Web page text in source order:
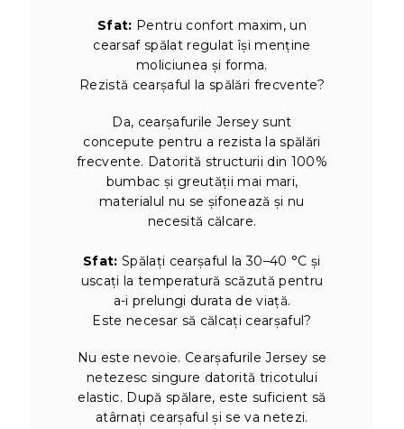
Sfat: Pentru confort maxim, un
cearsaf spălat regulat își menține
moliciunea și forma.
Rezistă cearșaful la spălări frecvente?
Da, cearșafurile Jersey sunt
concepute pentru a rezista la spălări
frecvente. Datorită structurii din 100%
bumbac și greutății mai mari,
materialul nu se șifonează și nu
necesită călcare.
Sfat: Spălați cearșaful la 30–40 °C și
uscați la temperatură scăzută pentru
a-i prelungi durata de viață.
Este necesar să călcați cearșaful?
Nu este nevoie. Cearșafurile Jersey se
netezesc singure datorită tricotului
elastic. După spălare, este suficient să
atârnați cearșaful și se va netezi.